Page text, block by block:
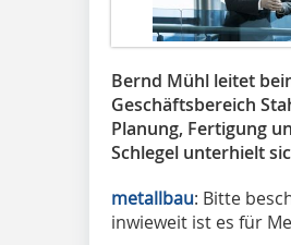
Bernd Mühl leitet
Geschäftsbereich
Planung, Fertigung
Schlegel unterhielt
metallbau: Bitte
inwieweit ist es für